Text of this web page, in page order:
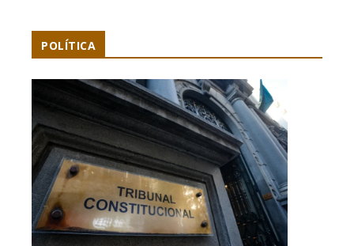
POLÍTICA